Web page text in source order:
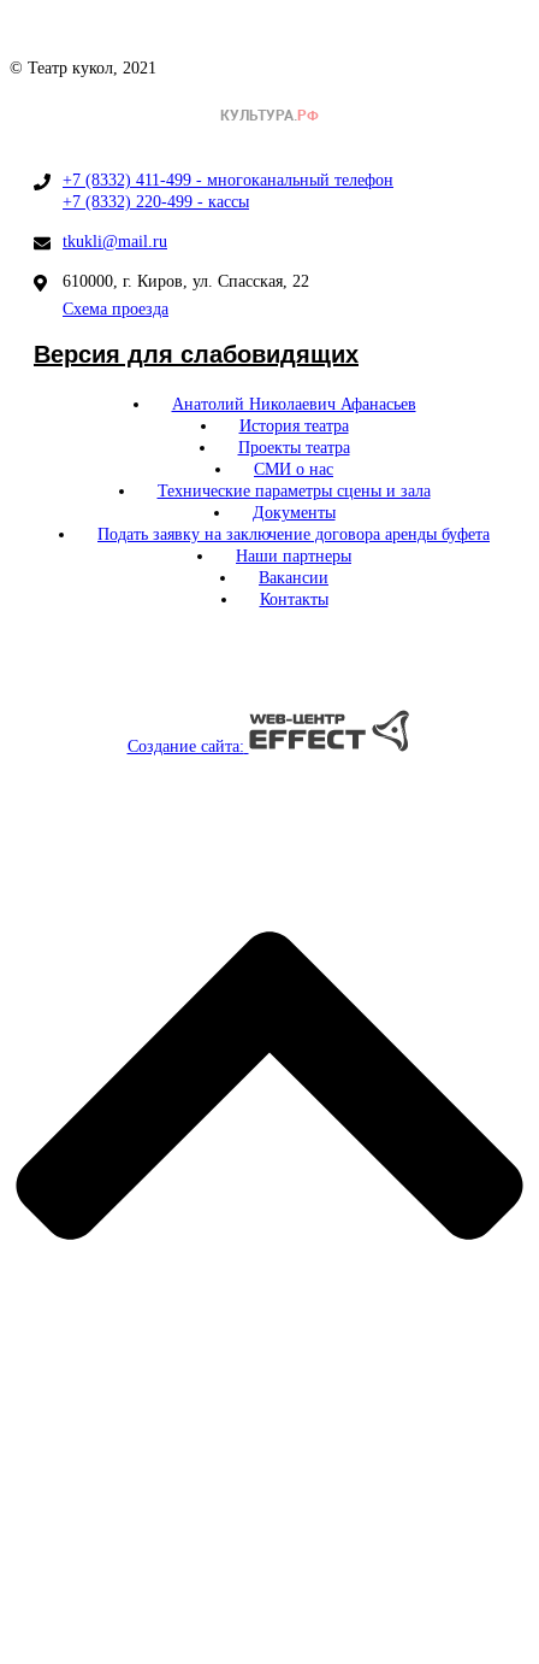
© Театр кукол, 2021
+7 (8332) 411-499 - многоканальный телефон
+7 (8332) 220-499 - кассы
tkukli@mail.ru
610000, г. Киров, ул. Спасская, 22
Схема проезда
Версия для слабовидящих
Анатолий Николаевич Афанасьев
История театра
Проекты театра
СМИ о нас
Технические параметры сцены и зала
Документы
Подать заявку на заключение договора аренды буфета
Наши партнеры
Вакансии
Контакты
Создание сайта: